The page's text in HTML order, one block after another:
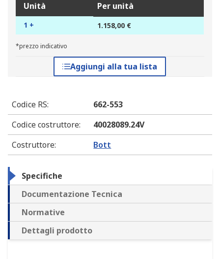
Unità Per unità
1 + 1.158,00 €
*prezzo indicativo
Aggiungi alla tua lista
Codice RS:
662-553
Codice costruttore:
40028089.24V
Costruttore: Bott
Specifiche
Documentazione Tecnica
Normative
Dettagli prodotto